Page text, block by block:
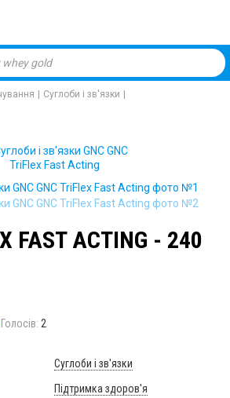
Суглоби і зв'язки
FAST ACTING - 240
Голосів: 2
Суглоби і зв'язки
Підтримка здоров'я